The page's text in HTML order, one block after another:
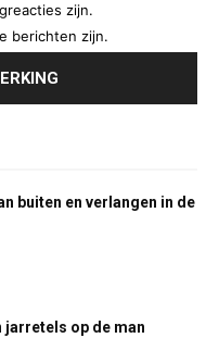
zijn.
berichten zijn.
buiten en verlangen in de
jarretels op de man